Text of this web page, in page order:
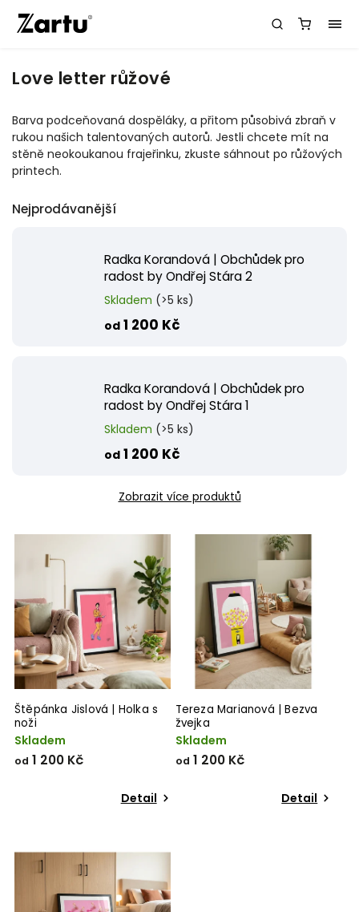
Love letter růžové
Barva podceňovaná dospěláky, a přitom působivá zbraň v
rukou našich talentovaných autorů. Jestli chcete mít na
stěně neokoukanou frajeřinku, zkuste sáhnout po růžových
printech.
Nejprodávanější
Radka Korandová | Obchůdek pro
radost by Ondřej Stára 2
Skladem (>5 ks)
od 1 200 Kč
Radka Korandová | Obchůdek pro
radost by Ondřej Stára 1
Skladem (>5 ks)
od 1 200 Kč
Zobrazit více produktů
Štěpánka Jislová | Holka s
noži
Skladem
od 1 200 Kč
Detail
Tereza Marianová | Bezva
žvejka
Skladem
od 1 200 Kč
Detail